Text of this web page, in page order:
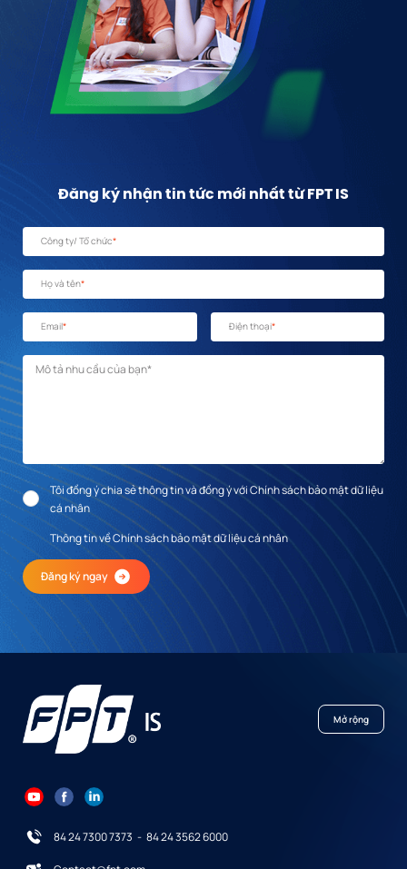
Đăng ký nhận tin tức mới nhất từ FPT IS
Công ty/ Tổ chức*
Họ và tên*
Email* Điện thoại*
Mô tả nhu cầu *
Tôi đồng ý chia sẻ thông tin và đồng ý với Chính sách bảo mật dữ liệu
cá nhân
Thông tin về Chính sách bảo mật dữ liệu cá nhân
Đăng ký ngay
Mở rộng
84 24 7300 7373 - 84 24 3562 6000